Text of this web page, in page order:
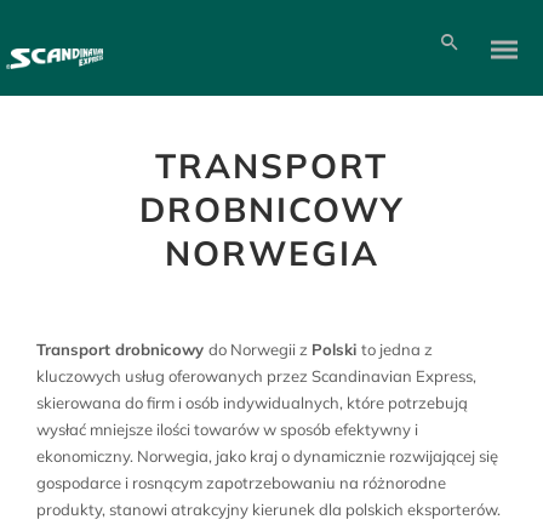
TRANSPORT
DROBNICOWY
NORWEGIA
Transport drobnicowy do Norwegii z Polski to jedna z
kluczowych usług oferowanych przez Scandinavian Express,
skierowana do firm i osób indywidualnych, które potrzebują
wysłać mniejsze ilości towarów w sposób efektywny i
ekonomiczny. Norwegia, jako kraj o dynamicznie rozwijającej się
gospodarce i rosnącym zapotrzebowaniu na różnorodne
produkty, stanowi atrakcyjny kierunek dla polskich eksporterów.